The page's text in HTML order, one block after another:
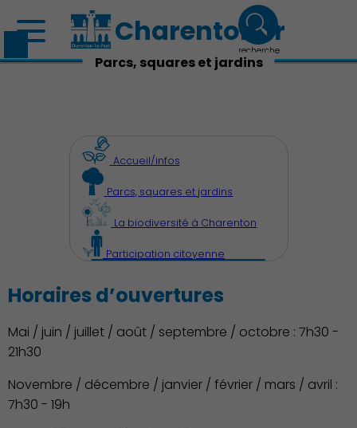
Charenton.fr
recherche
Parcs, squares et jardins
Accueil/infos
Parcs, squares et jardins
La biodiversité à Charenton
Participation citoyenne
Horaires d’ouvertures
Mai / juin / juillet / août / septembre / octobre : 7h30 -
21h30
Novembre / décembre / janvier / février / mars / avril :
7h30 - 19h